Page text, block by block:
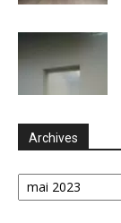
Archives
Archives